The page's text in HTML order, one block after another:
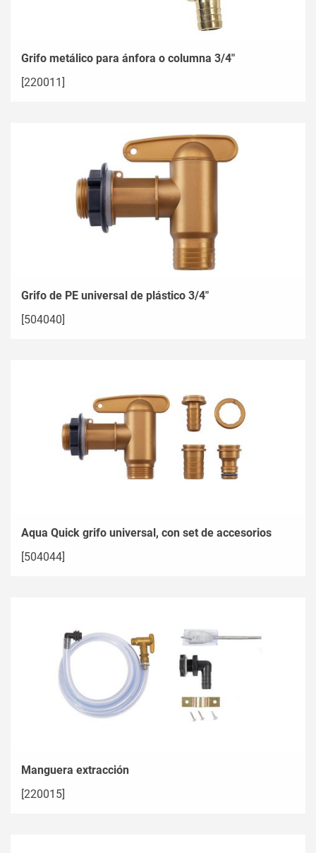
Grifo metálico para ánfora o columna 3/4"
[220011]
Grifo de PE universal de plástico 3/4"
[504040]
Aqua Quick grifo universal, con set de accesorios
[504044]
Manguera extracción
[220015]